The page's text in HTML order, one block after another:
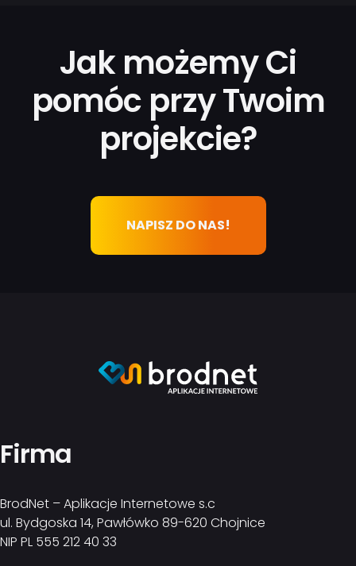
Jak możemy Ci
pomóc przy Twoim
projekcie?
NAPISZ DO NAS!
Firma
BrodNet – Aplikacje Internetowe s.c
ul. Bydgoska 14, Pawłówko 89-620 Chojnice
NIP PL 555 212 40 33